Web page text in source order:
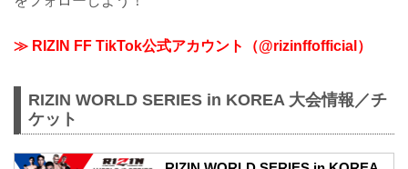
≫ RIZIN FF TikTok公式アカウント（@rizinffofficial）
RIZIN WORLD SERIES in KOREA 大会情報／チ
ケット